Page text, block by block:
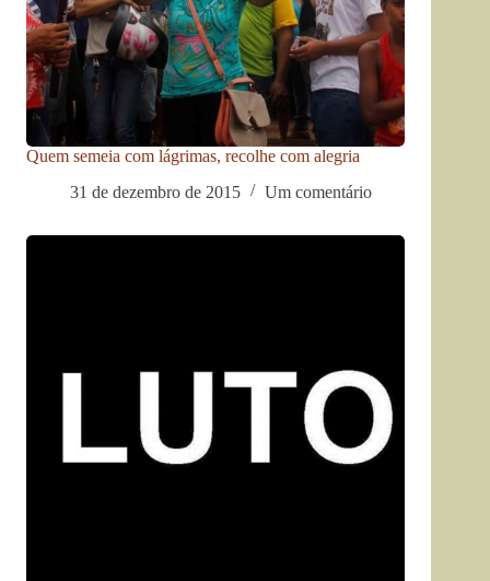
Quem semeia com lágrimas, recolhe com alegria
31 de dezembro de 2015
Um comentário